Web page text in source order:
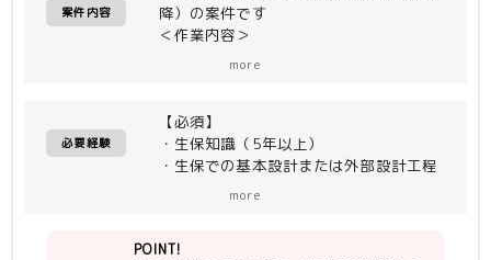
案件内容
降）の案件です
＜作業内容＞
＜開発環境＞
・IBM zOS
more
必要経験
【必須】
・生保知識（5年以上）
・生保での基本設計または外部設計工程
・コミュニケーション良好／能動的に動
more
POINT!